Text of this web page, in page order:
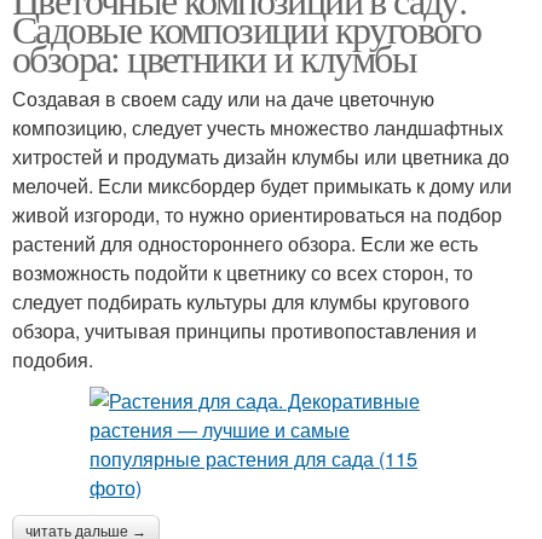
Садовые композиции кругового
обзора: цветники и клумбы
Создавая в своем саду или на даче цветочную
композицию, следует учесть множество ландшафтных
хитростей и продумать дизайн клумбы или цветника до
мелочей. Если миксбордер будет примыкать к дому или
живой изгороди, то нужно ориентироваться на подбор
растений для одностороннего обзора. Если же есть
возможность подойти к цветнику со всех сторон, то
следует подбирать культуры для клумбы кругового
обзора, учитывая принципы противопоставления и
подобия.
читать дальше →